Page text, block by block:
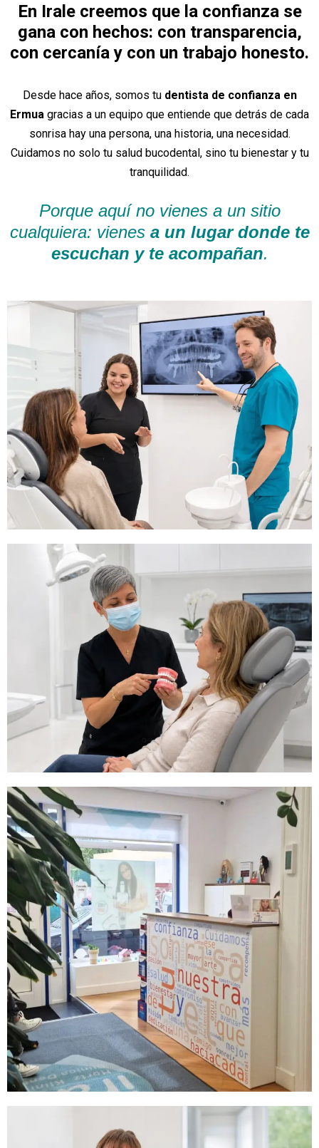
En Irale creemos que la confianza se
gana con hechos: con transparencia,
con cercanía y con un trabajo honesto.
Desde hace años, somos tu dentista de confianza en
Ermua gracias a un equipo que entiende que detrás de cada
sonrisa hay una persona, una historia, una necesidad.
Cuidamos no solo tu salud bucodental, sino tu bienestar y tu
tranquilidad.
Porque aquí no vienes a un sitio
cualquiera: vienes a un lugar donde te
escuchan y te acompañan.